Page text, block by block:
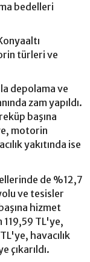
bedelleri
türleri ve
depolama ve
zam yapıldı.
başına
motorin
yakıtında ise
de %12,7
ve tesisler
hizmet
TL'ye,
havacılık
çıkarıldı.